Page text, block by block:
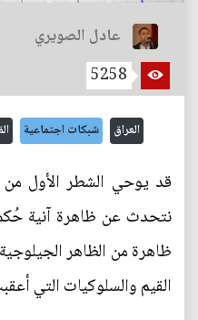
عادل الصويري
5258
العراق شبكات اجتماعية
قد يوحي الشطر الأول من
نتحدث عن ظاهرة آنية
ظاهرة من الظاهر
القيم والسلوكيات التي